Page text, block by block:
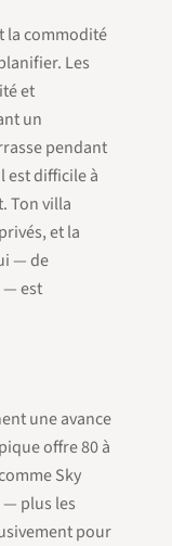
la commodité
Les
et
un
pendant
est difficile à
Ton villa
et la
— de
— est
une avance
offre 80 à
Sky
— plus les
pour